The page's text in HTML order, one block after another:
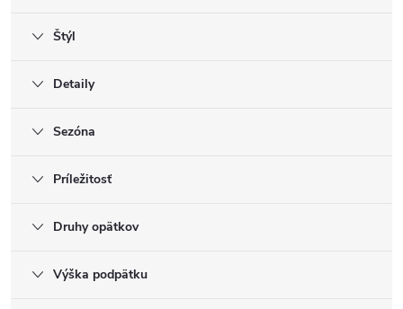
Štýl
Detaily
Sezóna
Príležitosť
Druhy opätkov
Výška podpätku